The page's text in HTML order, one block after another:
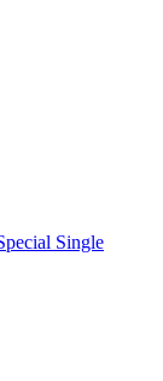
Single